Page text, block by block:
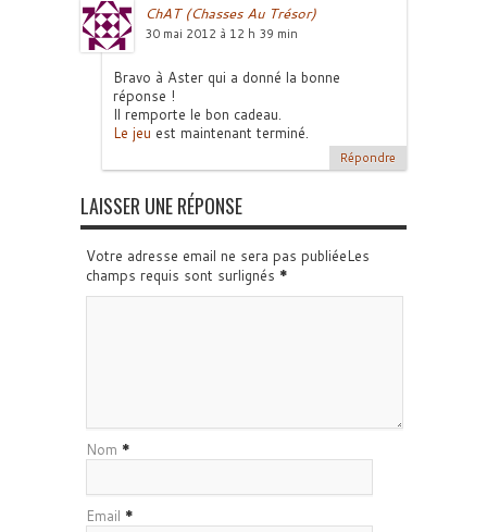
ChAT (Chasses Au Trésor)
30 mai 2012 à 12 h 39 min
Bravo à Aster qui a donné la bonne
réponse !
Il remporte le bon cadeau.
Le jeu est maintenant terminé.
Répondre
LAISSER UNE RÉPONSE
Votre adresse email ne sera pas publiéeLes
champs requis sont surlignés *
Nom *
Email *